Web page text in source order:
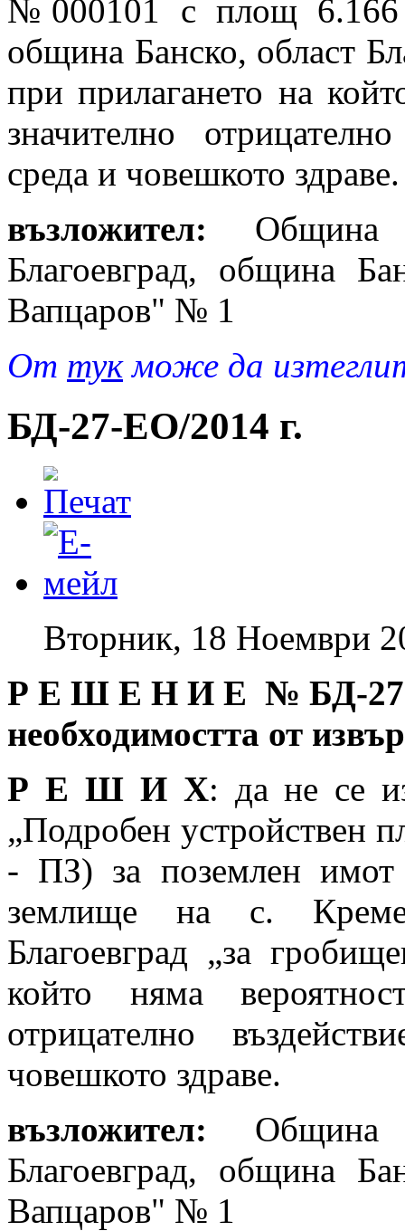
№000101 с площ
община Банско, област
при прилагането на
значително
среда и човешкото здраве.
възложител: Община
Благоевград, община
Вапцаров" № 1
От тукможе да
БД-27-EO/2014 г.
Вторник, 18 Ноември
Р Е Ш Е Н И Е № БД-
необходимостта от
Р Е Ш И Х: да не се
„Подробен устройствен
- ПЗ) за поземлен
землище на с.
Благоевград „за
който няма
отрицателно
човешкото здраве.
възложител: Община
Благоевград, община
Вапцаров" № 1